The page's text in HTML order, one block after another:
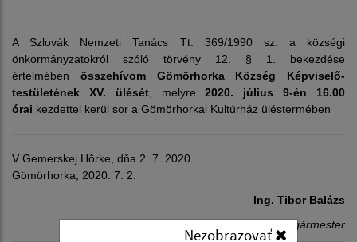
Nezobrazovať
A Szlovák Nemzeti Tanács Tt. 369/1990 sz. a községi
önkormányzatokról szóló törvény 12. § 1. bekezdése
értelmében összehívom Gömörhorka Község Képviselő-
testületének XV. ülését, melyre2020. július 9-én 16.00
órai kezdettel kerül sor a Gömörhorkai Kultúrház üléstermében
V Gemerskej Hôrke, dňa 2. 7. 2020
Gömörhorka, 2020. 7. 2.
Ing. Tibor Balázs
starosta obce - polgármester